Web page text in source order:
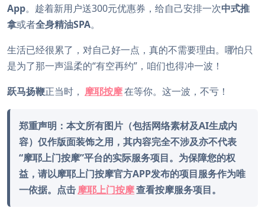
App。趁着新用户送300元优惠券，给自己安排一次中式推
拿或者全身精油SPA。
生活已经很累了，对自己好一点，真的不需要理由。哪怕只
是为了那一声温柔的“有空再约”，咱们也得冲一波！
跃马扬鞭正当时， 摩耶按摩在等你。这一波，不亏！
郑重声明：本文所有图片（包括网络素材及AI生成内
容）仅作版面装饰之用，其内容完全不涉及亦不代表
“摩耶上门按摩”平台的实际服务项目。为保障您的权
益，请以摩耶上门按摩官方APP发布的项目服务作为唯
一依据。点击摩耶上门按摩查看按摩服务项目。